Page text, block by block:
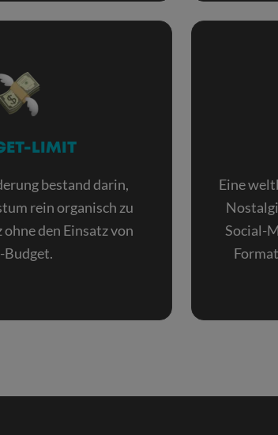
LIMIT
bestand darin,
rein organisch zu
ohne den Einsatz von
Budget.
Eine
Social-